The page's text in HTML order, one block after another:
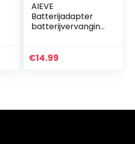
AIEVE
Batterijadapter
batterijvervanging
compatibel met
€14.99